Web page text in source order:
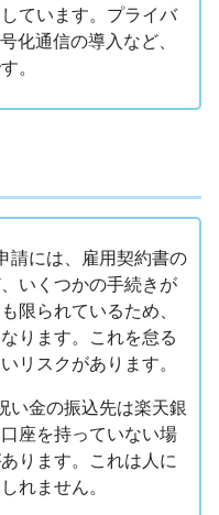
ています。プライバ
化通信の導入など、
。
請には、雇用契約書の
いくつかの手続きが
限られているため、
ります。これを怠る
リスクがあります。
い金の振込先は楽天銀
座を持っていない場
ります。これは人に
れません。